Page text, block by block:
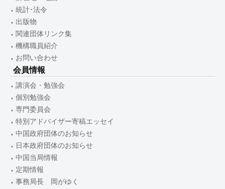
統計･法令
出版物
関連団体リンク集
機構職員紹介
お問い合わせ
会員情報
講演会・勉強会
個別勉強会
専門委員会
特別アドバイザー寄稿エッセイ
中国政府団体のお知らせ
日本政府団体のお知らせ
中国当局情報
定期情報
事務局長 岡がゆく